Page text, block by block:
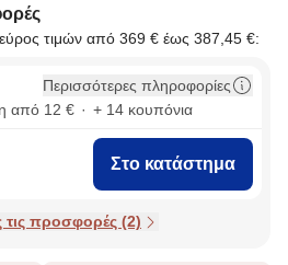
τιμών από 369 € έως 387,45 €:
Περισσότερες πληροφορίες
από 12 € + 14 κουπόνια
Στο κατάστημα
τις προσφορές (2)